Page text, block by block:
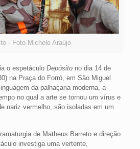
- Foto Michele Araújo
o espetáculo Depósitono dia 14 de
na Praça do Forró, em São Miguel
da palhaçaria moderna, a
no qual a arte se tornou um vírus e
nariz vermelho, são isoladas em um
de Matheus Barreto e direção
investiga uma vertente,